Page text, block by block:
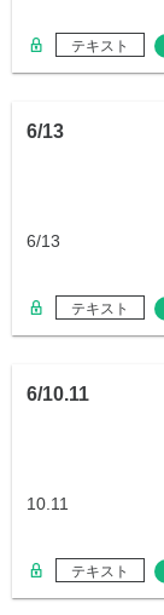
テキスト
6/13
6/13
テキスト
6/10.11
10.11
テキスト